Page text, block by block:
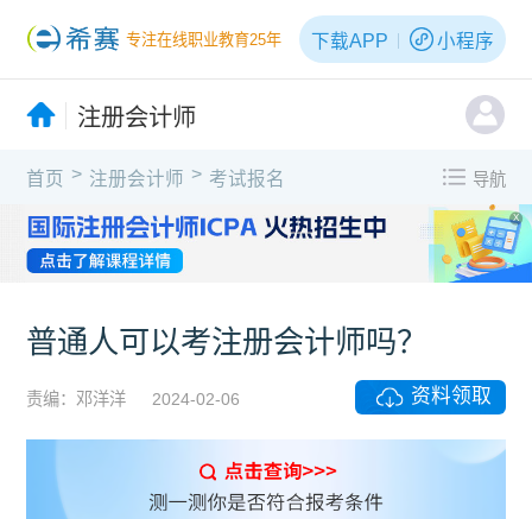
专注在线职业教育25年 下载APP 小程序
注册会计师
首页 > 注册会计师 > 考试报名 导航
X
普通人可以考注册会计师吗？
责编：邓洋洋 2024-02-06 资料领取